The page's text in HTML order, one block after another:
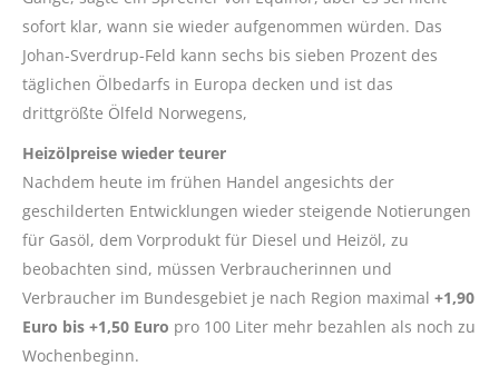
sofort klar, wann sie wieder aufgenommen würden. Das
Johan-Sverdrup-Feld kann sechs bis sieben Prozent des
täglichen Ölbedarfs in Europa decken und ist das
drittgrößte Ölfeld Norwegens,
Heizölpreise wieder teurer
Nachdem heute im frühen Handel angesichts der
geschilderten Entwicklungen wieder steigende Notierungen
für Gasöl, dem Vorprodukt für Diesel und Heizöl, zu
beobachten sind, müssen Verbraucherinnen und
Verbraucher im Bundesgebiet je nach Region maximal +1,90
Euro bis +1,50 Euro pro 100 Liter mehr bezahlen als noch zu
Wochenbeginn.